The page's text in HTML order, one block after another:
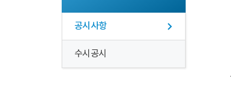
공시사항
수시공시